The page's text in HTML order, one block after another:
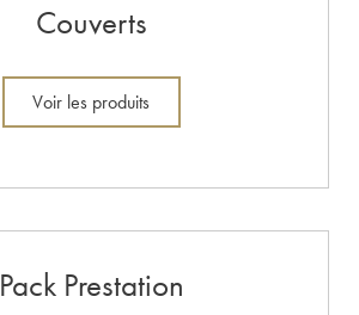
Couverts
Voir les produits
Pack Prestation